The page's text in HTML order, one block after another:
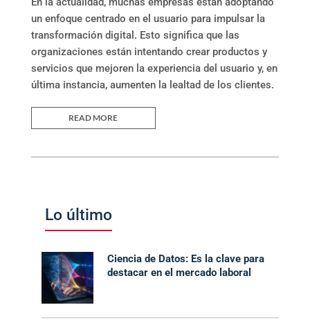
un enfoque centrado en el usuario para impulsar la
transformación digital. Esto significa que las
organizaciones están intentando crear productos y
servicios que mejoren la experiencia del usuario y, en
última instancia, aumenten la lealtad de los clientes.
READ MORE
Lo último
Ciencia de Datos: Es la clave para
destacar en el mercado laboral